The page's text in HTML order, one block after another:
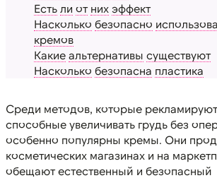
Есть ли от них эффект
Насколько безопасно
кремов
Какие альтернативы существуют
Насколько безопасна пластика
Среди методов, которые
способные увеличивать грудь без
особенно популярны кремы. Они
косметических магазинах и на
обещают естественный и безопасный